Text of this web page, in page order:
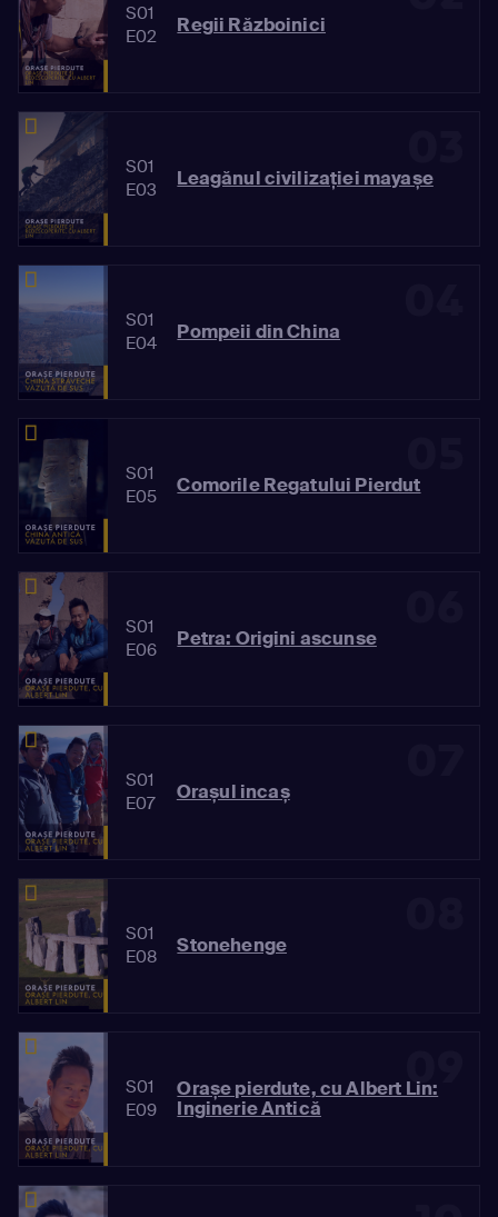
S01
E02
Regii Războinici
S01
E03
Leagănul civilizației mayașe
S01
E04
Pompeii din China
S01
E05
Comorile Regatului Pierdut
S01
E06
Petra: Origini ascunse
S01
E07
Orașul incaș
S01
E08
Stonehenge
09
S01
E09
Orașe pierdute, cu Albert Lin:
Inginerie Antică